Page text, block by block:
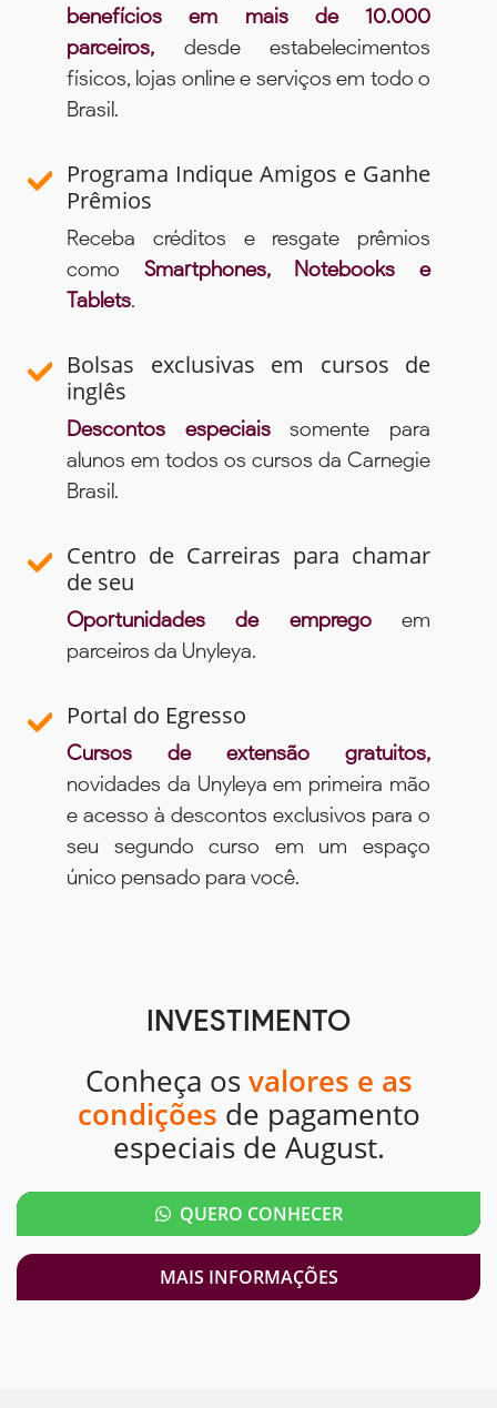
benefícios em mais de 10.000
parceiros, desde estabelecimentos
físicos, lojas online e serviços em todo o
Brasil.
Programa Indique Amigos e Ganhe
Prêmios
Receba créditos e resgate prêmios
como Smartphones, Notebooks e
Tablets.
Bolsas exclusivas em cursos de
inglês
Descontos especiaissomente para
alunos em todos os cursos da Carnegie
Brasil.
Centro de Carreiras para chamar
de seu
Oportunidades de empregoem
parceiros da Unyleya.
Portal do Egresso
Cursos de extensão gratuitos,
novidades da Unyleya em primeira mão
e acesso à descontos exclusivos para o
seu segundo curso em um espaço
único pensado para você.
INVESTIMENTO
Conheça os valores e as
condições de pagamento
especiais de August.
QUERO CONHECER
MAIS INFORMAÇÕES